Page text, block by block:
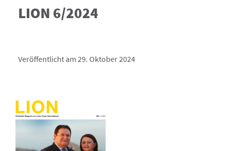
LION 6/2024
Veröffentlicht am 29. Oktober 2024